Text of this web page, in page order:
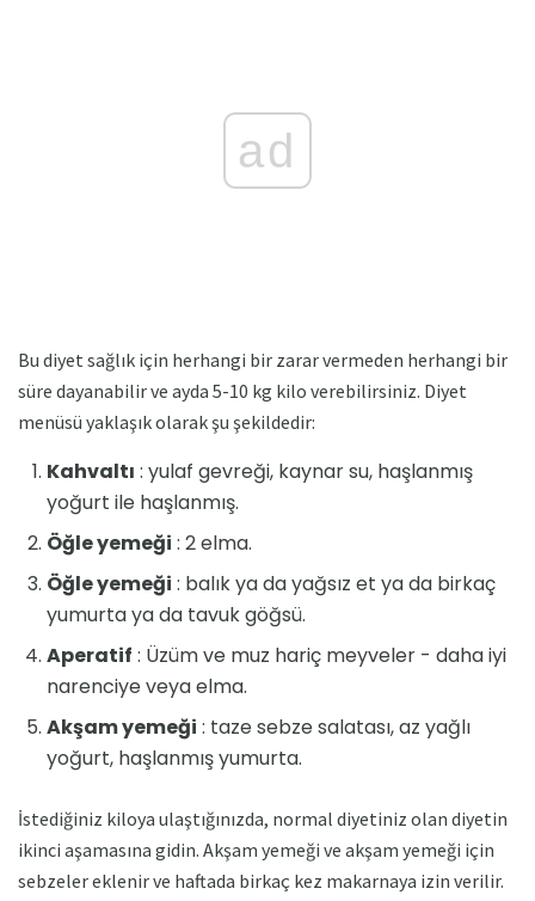
ad
Bu diyet sağlık için herhangi bir zarar vermeden herhangi bir
süre dayanabilir ve ayda 5-10 kg kilo verebilirsiniz. Diyet
menüsü yaklaşık olarak şu şekildedir:
Kahvaltı : yulaf gevreği, kaynar su, haşlanmış
yoğurt ile haşlanmış.
Öğle yemeği : 2 elma.
Öğle yemeği : balık ya da yağsız et ya da birkaç
yumurta ya da tavuk göğsü.
Aperatif : Üzüm ve muz hariç meyveler - daha iyi
narenciye veya elma.
Akşam yemeği : taze sebze salatası, az yağlı
yoğurt, haşlanmış yumurta.
İstediğiniz kiloya ulaştığınızda, normal diyetiniz olan diyetin
ikinci aşamasına gidin. Akşam yemeği ve akşam yemeği için
sebzeler eklenir ve haftada birkaç kez makarnaya izin verilir.